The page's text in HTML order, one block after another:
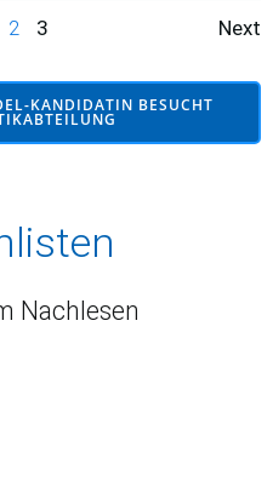
Page
2 Page
3 Next
KANDIDATIN BESUCHT
Nachlesen